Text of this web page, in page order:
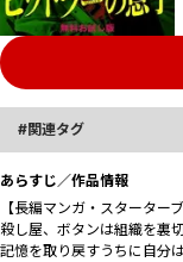
関連タグ
あらすじ／作品情報
【長編マンガ・スターター
殺し屋、ボタンは組織を裏
記憶を取り戻すうちに自分